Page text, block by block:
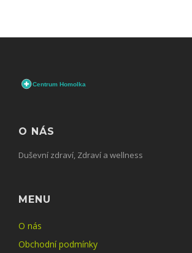
O NÁS
Duševní zdraví, Zdraví a wellness
MENU
O nás
Obchodní podmínky